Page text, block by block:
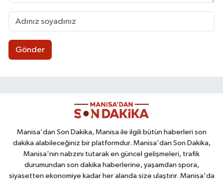
Gönder
Manisa'dan Son Dakika, Manisa ile ilgili bütün haberleri son
dakika alabileceğiniz bir platformdur. Manisa'dan Son Dakika,
Manisa'nın nabzını tutarak en güncel gelişmeleri, trafik
durumundan son dakika haberlerine, yaşamdan spora,
siyasetten ekonomiye kadar her alanda size ulaştırır. Manisa'da